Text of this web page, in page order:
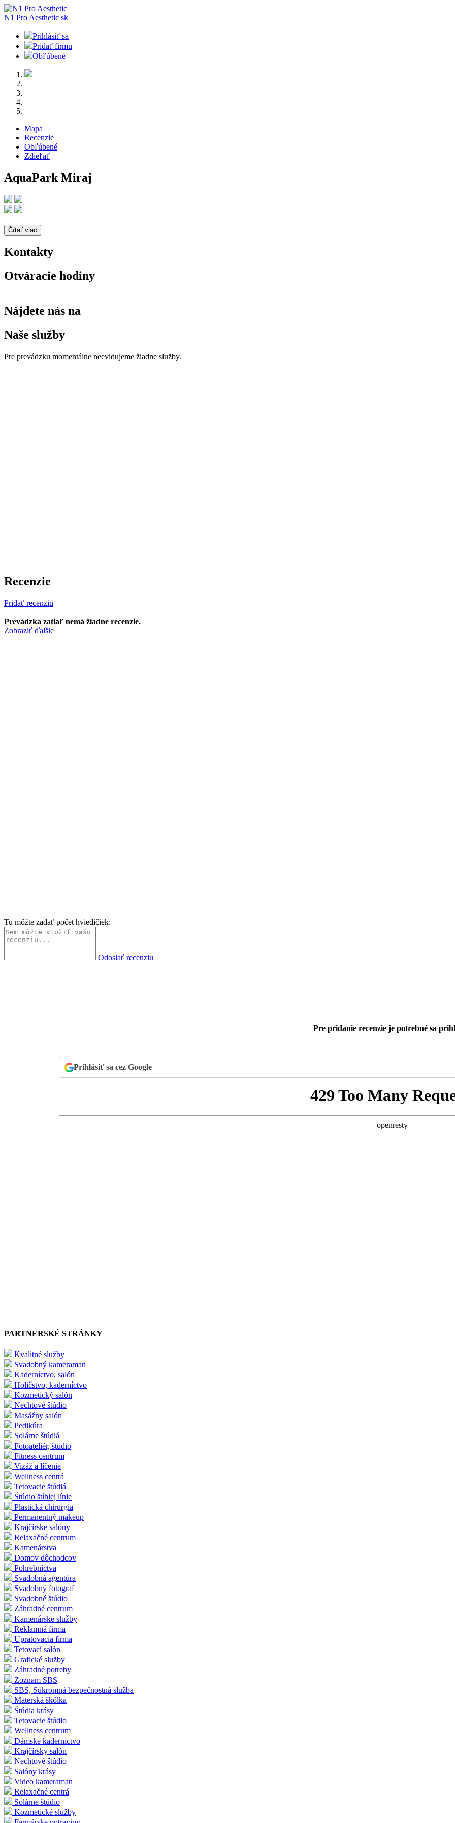
N1 Pro Aesthetic sk
Prihlásiť sa
Pridať firmu
Obľúbené
Mapa
Recenzie
Obľúbené
Zdieľať
AquaPark Miraj
Čítať viac
Kontakty
Otváracie hodiny
Nájdete nás na
Naše služby
Pre prevádzku momentálne neevidujeme žiadne služby.
Recenzie
Pridať recenziu
Prevádzka zatiaľ nemá žiadne recenzie.
Zobraziť ďalšie
Tu môžte zadať počet hviedičiek:
Odoslať recenziu
Pre pridanie recenzie je potrebné sa
Prihlásiť sa cez Google
PARTNERSKÉ STRÁNKY
Kvalitné služby
Svadobný kameraman
Kaderníctvo, salón
Holičstvo, kaderníctvo
Kozmetický salón
Nechtové štúdio
Masážny salón
Pedikúra
Solárne štúdiá
Fotoateliér, štúdio
Fitness centrum
Vizáž a líčenie
Wellness centrá
Tetovacie štúdiá
Štúdio štíhlej línie
Plastická chirurgia
Permanentný makeup
Krajčírske salóny
Relaxačné centrum
Kamenárstva
Domov dôchodcov
Pohrebníctva
Svadobná agentúra
Svadobný fotograf
Svadobné štúdio
Záhradné centrum
Kamenárske služby
Reklamná firma
Upratovacia firma
Tetovací salón
Grafické služby
Záhradné potreby
Zoznam SBS
SBS, Súkromná bezpečnostná služba
Materská škôlka
Štúdia krásy
Tetovacie štúdio
Wellness centrum
Dámske kaderníctvo
Krajčírsky salón
Nechtové štúdio
Salóny krásy
Video kameraman
Relaxačné centrá
Solárne štúdio
Kozmetické služby